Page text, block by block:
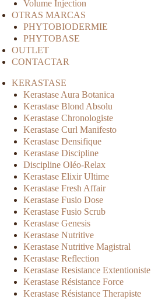
Volume Injection
OTRAS MARCAS
PHYTOBIODERMIE
PHYTOBASE
OUTLET
CONTACTAR
KERASTASE
Kerastase Aura Botanica
Kerastase Blond Absolu
Kerastase Chronologiste
Kerastase Curl Manifesto
Kerastase Densifique
Kerastase Discipline
Discipline Oléo-Relax
Kerastase Elixir Ultime
Kerastase Fresh Affair
Kerastase Fusio Dose
Kerastase Fusio Scrub
Kerastase Genesis
Kerastase Nutritive
Kerastase Nutritive Magistral
Kerastase Reflection
Kerastase Resistance Extentioniste
Kerastase Résistance Force
Kerastase Résistance Therapiste